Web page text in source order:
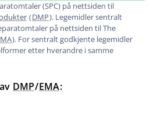
(SPC) på nettsiden til
(DMP). Legemidler sentralt
på nettsiden til The
). For sentralt godkjente legemidler
etter hverandre i samme
DMP/EMA: